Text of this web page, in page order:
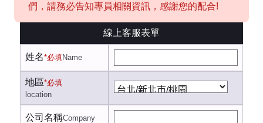
們，請務必告知專員相關資訊，感謝您的配合!
線上客服表單
姓名*必填Name
地區*必填
location
公司名稱Company